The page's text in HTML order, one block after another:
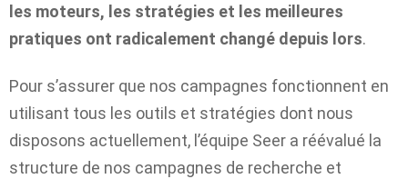
les moteurs, les stratégies et les meilleures
pratiques ont radicalement changé depuis lors.
Pour s’assurer que nos campagnes fonctionnent en
utilisant tous les outils et stratégies dont nous
disposons actuellement, l’équipe Seer a réévalué la
structure de nos campagnes de recherche et